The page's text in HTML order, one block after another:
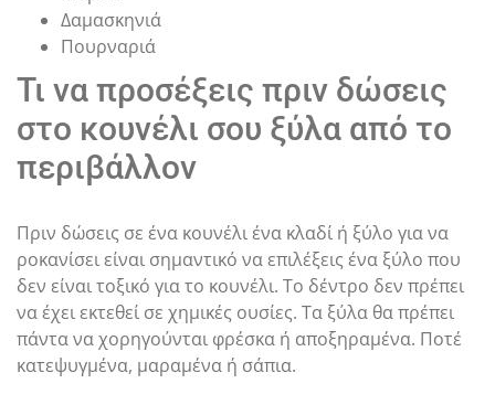
Δαμασκηνιά
Πουρναριά
Τι να προσέξεις πριν δώσεις
στο κουνέλι σου ξύλα από το
περιβάλλον
Πριν δώσεις σε ένα κουνέλι ένα κλαδί ή ξύλο για να
ροκανίσει είναι σημαντικό να επιλέξεις ένα ξύλο που
δεν είναι τοξικό για το κουνέλι. Το δέντρο δεν πρέπει
να έχει εκτεθεί σε χημικές ουσίες. Τα ξύλα θα πρέπει
πάντα να χορηγούνται φρέσκα ή αποξηραμένα. Ποτέ
κατεψυγμένα, μαραμένα ή σάπια.